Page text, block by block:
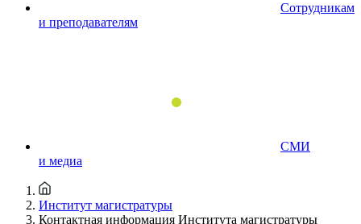
Сотрудникам
и преподавателям
СМИ
и медиа
Институт магистратуры
Контактная информация Института магистратуры